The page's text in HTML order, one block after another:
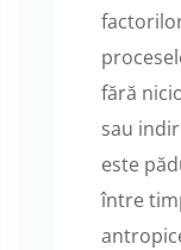
fără
sau
este
între